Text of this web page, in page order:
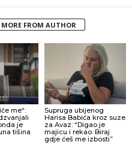
MORE FROM AUTHOR
me“:
je
tišina
Supruga ubijenog
Harisa Babića kroz suze
za Avaz: “Digao je
majicu i rekao: Biraj
gdje ćeš me izbosti”